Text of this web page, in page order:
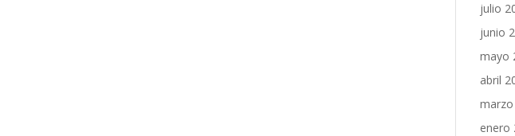
julio
junio
mayo
abril
marzo
enero